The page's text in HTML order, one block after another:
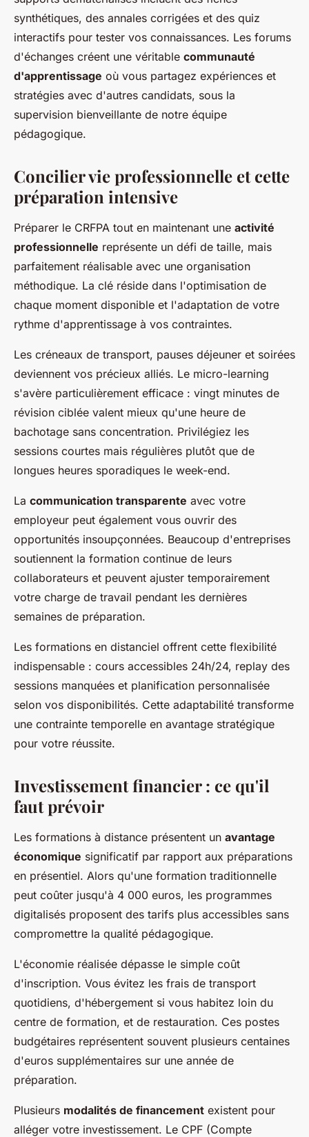
synthétiques, des annales corrigées et des quiz
interactifs pour tester vos connaissances. Les forums
d'échanges créent une véritable communauté
d'apprentissage où vous partagez expériences et
stratégies avec d'autres candidats, sous la
supervision bienveillante de notre équipe
pédagogique.
Concilier vie professionnelle et cette
préparation intensive
Préparer le CRFPA tout en maintenant une activité
professionnelle représente un défi de taille, mais
parfaitement réalisable avec une organisation
méthodique. La clé réside dans l'optimisation de
chaque moment disponible et l'adaptation de votre
rythme d'apprentissage à vos contraintes.
Les créneaux de transport, pauses déjeuner et soirées
deviennent vos précieux alliés. Le micro-learning
s'avère particulièrement efficace : vingt minutes de
révision ciblée valent mieux qu'une heure de
bachotage sans concentration. Privilégiez les
sessions courtes mais régulières plutôt que de
longues heures sporadiques le week-end.
La communication transparente avec votre
employeur peut également vous ouvrir des
opportunités insoupçonnées. Beaucoup d'entreprises
soutiennent la formation continue de leurs
collaborateurs et peuvent ajuster temporairement
votre charge de travail pendant les dernières
semaines de préparation.
Les formations en distanciel offrent cette flexibilité
indispensable : cours accessibles 24h/24, replay des
sessions manquées et planification personnalisée
selon vos disponibilités. Cette adaptabilité transforme
une contrainte temporelle en avantage stratégique
pour votre réussite.
Investissement financier : ce qu'il
faut prévoir
Les formations à distance présentent un avantage
économique significatif par rapport aux préparations
en présentiel. Alors qu'une formation traditionnelle
peut coûter jusqu'à 4 000 euros, les programmes
digitalisés proposent des tarifs plus accessibles sans
compromettre la qualité pédagogique.
L'économie réalisée dépasse le simple coût
d'inscription. Vous évitez les frais de transport
quotidiens, d'hébergement si vous habitez loin du
centre de formation, et de restauration. Ces postes
budgétaires représentent souvent plusieurs centaines
d'euros supplémentaires sur une année de
préparation.
Plusieurs modalités de financement existent pour
alléger votre investissement. Le CPF (Compte